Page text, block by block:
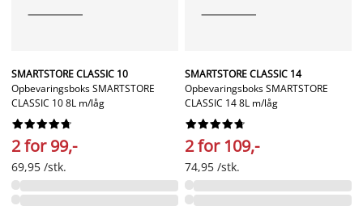
SMARTSTORE CLASSIC 10
Opbevaringsboks SMARTSTORE
CLASSIC 10 8L m/låg






2 for 99,-
69,95 /stk.
SMARTSTORE CLASSIC 14
Opbevaringsboks SMARTSTORE
CLASSIC 14 8L m/låg






2 for 109,-
74,95 /stk.